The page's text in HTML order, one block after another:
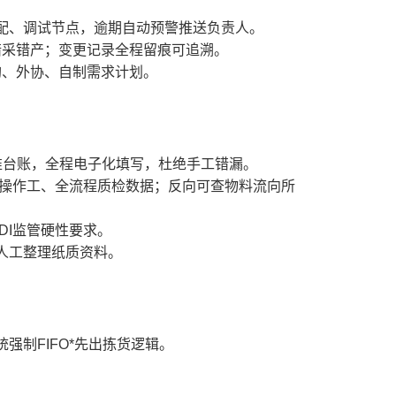
调试节点，逾期自动预警推送负责人。
错产；变更记录全程留痕可追溯。
外协、自制需求计划。
账，全程电子化填写，杜绝手工错漏。
作工、全流程质检数据；反向可查物料流向所
监管硬性要求。
整理纸质资料。
制FIFO*先出拣货逻辑。